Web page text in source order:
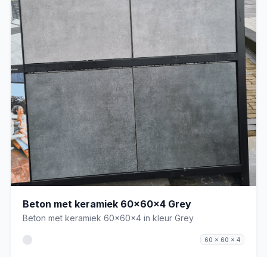
Beton met keramiek 60x60x4 Grey
Beton met keramiek 60x60x4 in kleur Grey
60 x 60 x 4